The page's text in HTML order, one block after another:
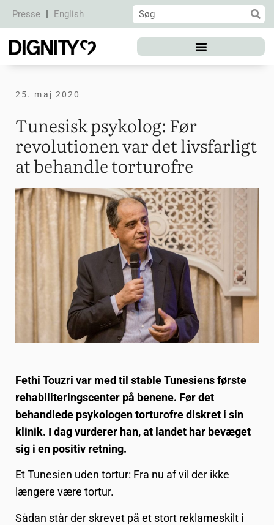
Presse English
25. maj 2020
Tunesisk psykolog: Før
revolutionen var det livsfarligt
at behandle torturofre
Fethi Touzri var med til stable Tunesiens første
rehabiliteringscenter på benene. Før det
behandlede psykologen torturofre diskret i sin
klinik. I dag vurderer han, at landet har bevæget
sig i en positiv retning.
Et Tunesien uden tortur: Fra nu af vil der ikke
længere være tortur.
Sådan står der skrevet på et stort reklameskilt i